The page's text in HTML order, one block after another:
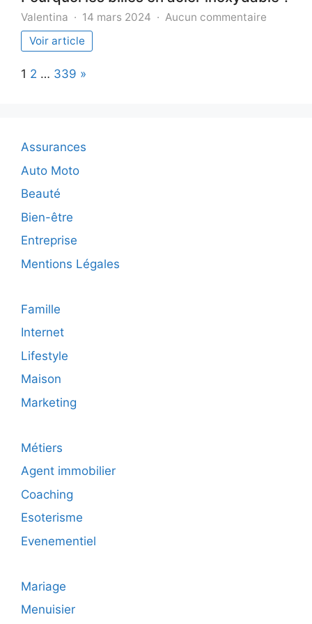
Valentina 14 mars 2024 Aucun commentaire
Voir article
Page:
1 2 … 339 Next
»
Assurances
Auto Moto
Beauté
Bien-être
Entreprise
Mentions Légales
Famille
Internet
Lifestyle
Maison
Marketing
Métiers
Agent immobilier
Coaching
Esoterisme
Evenementiel
Mariage
Menuisier